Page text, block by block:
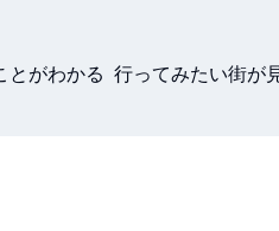
とがわかる 行ってみたい街が